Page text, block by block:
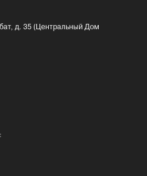
д. 35 (Центральный Дом